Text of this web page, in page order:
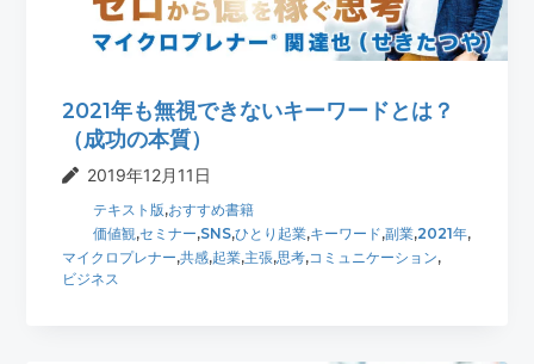
2021年も無視できないキーワードとは？
（成功の本質）
2019年12月11日
テキスト版,おすすめ書籍
価値観,セミナー,SNS,ひとり起業,キーワード,副業,2021年,
マイクロプレナー,共感,起業,主張,思考,コミュニケーション,
ビジネス